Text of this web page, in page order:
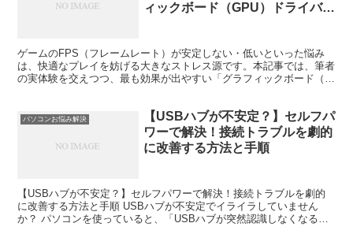
ィックボード（GPU）ドライバ更
ゲームのFPS（フレームレート）が安定しない・低いといった悩み
は、快適なプレイを妨げる大きなストレス源です。本記事では、筆者
の実体験を交えつつ、最も効果が出やすい「グラフィックボード（グ
パソコンお悩み解決
【USBハブが不安定？】セルフパ
ワーで解決！接続トラブルを劇的
に改善する方法と手順
【USBハブが不安定？】セルフパワーで解決！接続トラブルを劇的
に改善する方法と手順 USBハブが不安定でイライラしていません
か？ パソコンを使っていると、「USBハブが突然認識しなくなる」